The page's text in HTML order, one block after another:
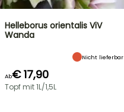
Helleborus orientalis ViV
Wanda
Nicht lieferbar
Ab€ 17,90
Topf mit 1L/1,5L